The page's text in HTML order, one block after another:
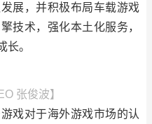
展，并积极布局车载游戏
技术，强化本土化服务，
长。
张俊波】
戏对于海外游戏市场的认